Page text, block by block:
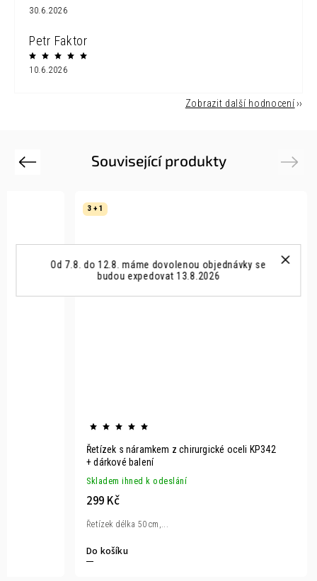
Od 7.8. do 12.8. máme dovolenou objednávky se
budou expedovat 13.8.2026
30.6.2026
Petr Faktor
10.6.2026
Zobrazit další hodnocení
Související produkty
Previous
3 + 1
Řetízek s náramkem z chirurgické oceli KP342
+ dárkové balení
Skladem ihned k odeslání
299 Kč
Do košíku
Řetízek délka 50 cm,...
Next